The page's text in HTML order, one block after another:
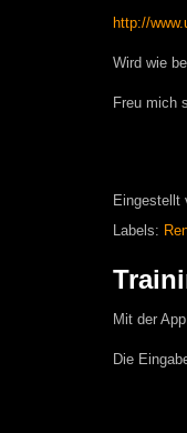
http://
Wird wie
Freu mich
Eingestellt
Labels:
Mit der App
Die